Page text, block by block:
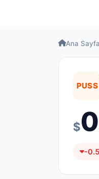
Ana Sayfa
PUSS
$
-